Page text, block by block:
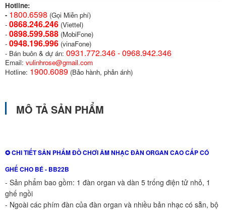
Hotline:
- 1800.6598 (Gọi Miễn phí)
- 0868.246.246 (Viettel)
- 0898.599.588 (MobiFone)
- 0948.196.996 (vinaFone)
- Bán buôn & dự án: 0931.772.346 - 0968.942.346
Email: vulinhrose@gmail.com
Hotline: 1900.6089 (Bảo hành, phản ánh)
MÔ TẢ SẢN PHẨM
✪ CHI TIẾT SẢN PHẨMĐỒ CHƠI ÂM NHẠC ĐÀN ORGAN CAO CẤP CÓ
GHẾ CHO BÉ - BB22B
- Sản phẩm bao gồm: 1 đàn organ và dàn 5 trống điện tử nhỏ, 1
ghế ngồi
- Ngoài các phím đàn của đàn organ và nhiều bản nhạc có sẵn, bộ